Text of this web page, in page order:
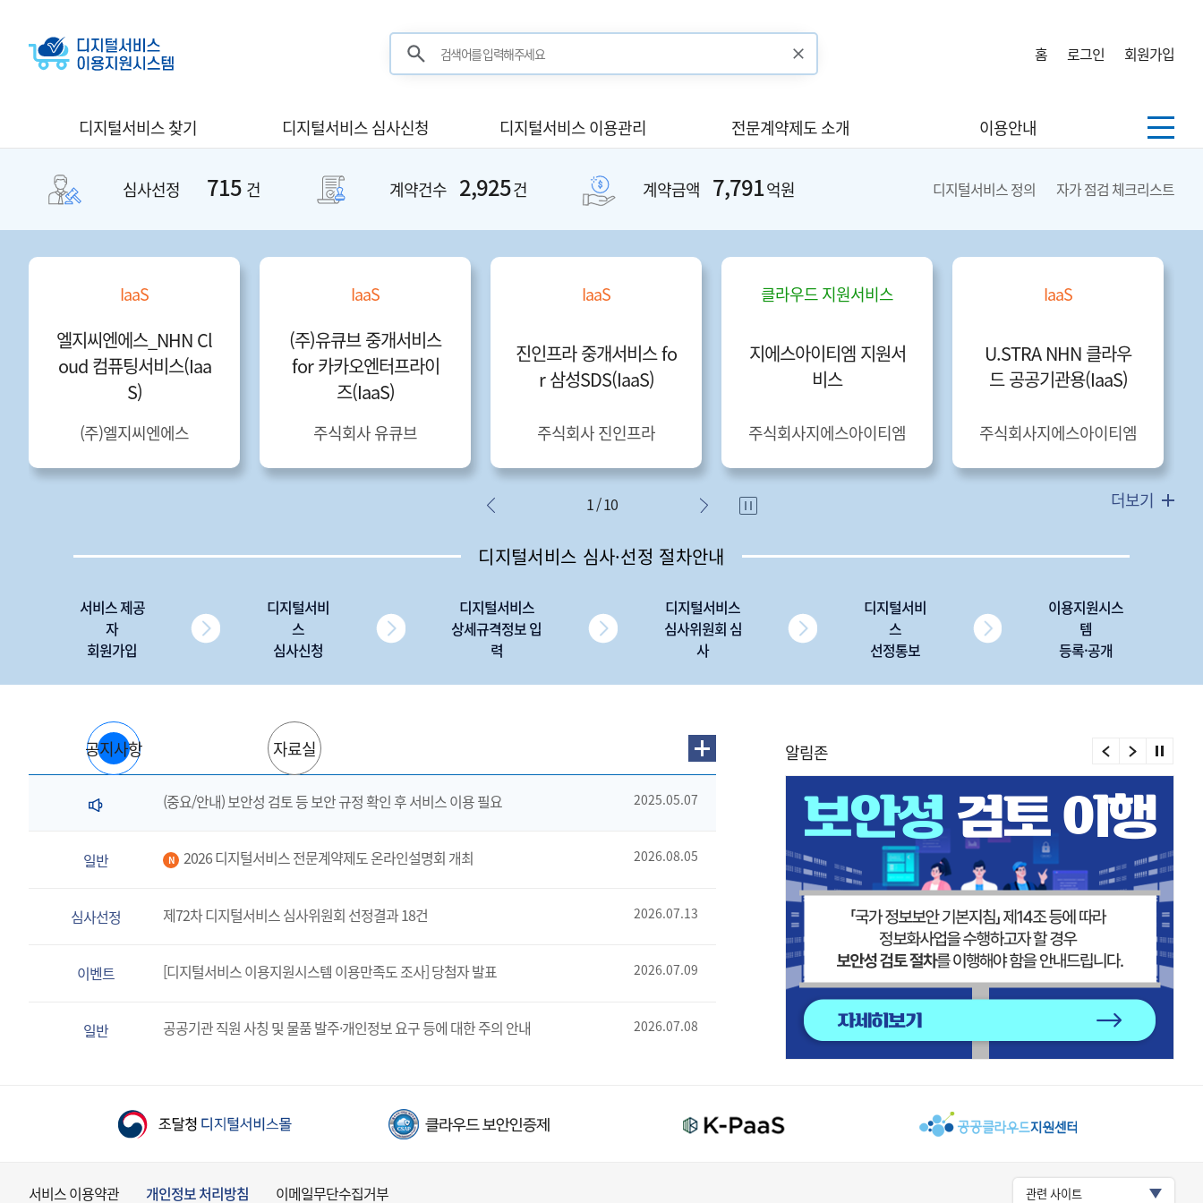
검색어를 입력해주세요 홈 로그인 회원가입
디지털서비스 찾기 디지털서비스 심사신청 디지털서비스 이용관리 전문계약제도 소개 이용안내
심사선정 715 건 계약건수 2,925건 계약금액 7,791억원 디지털서비스 정의 자가 점검 체크리스트
IaaS
엘지씨엔에스_NHN Cl
oud 컴퓨팅서비스(Iaa
S)
(주)엘지씨엔에스
IaaS
(주)유큐브 중개서비스
for 카카오엔터프라이
즈(IaaS)
주식회사 유큐브
IaaS
진인프라 중개서비스 fo
r 삼성SDS(IaaS)
주식회사 진인프라
클라우드 지원서비스
지에스아이티엠 지원서
비스
주식회사지에스아이티엠
IaaS
U.STRA NHN 클라우
드 공공기관용(IaaS)
주식회사지에스아이티엠
1 / 10 더보기
디지털서비스 심사·선정 절차안내
서비스 제공
자
회원가입
디지털서비
스
심사신청
디지털서비스
상세규격정보 입
력
디지털서비스
심사위원회 심
사
디지털서비
스
선정통보
이용지원시스
템
등록·공개
공지사항 자료실
(중요/안내) 보안성 검토 등 보안 규정 확인 후 서비스 이용 필요 2025.05.07
일반 N 2026 디지털서비스 전문계약제도 온라인설명회 개최 2026.08.05
심사선정 제72차 디지털서비스 심사위원회 선정결과 18건 2026.07.13
이벤트 [디지털서비스 이용지원시스템 이용만족도 조사] 당첨자 발표 2026.07.09
일반 공공기관 직원 사칭 및 물품 발주·개인정보 요구 등에 대한 주의 안내 2026.07.08
알림존
서비스 이용약관 개인정보 처리방침 이메일무단수집거부 관련 사이트